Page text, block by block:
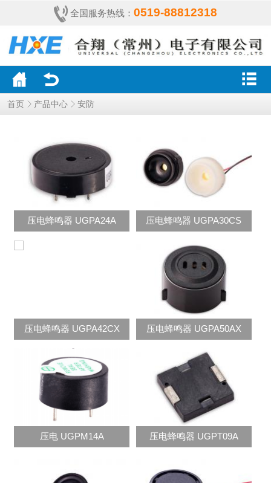
全国服务热线： 0519-88812318
首页 产品中心 安防
压电蜂鸣器 UGPA24A 压电蜂鸣器 UGPA30CS
压电蜂鸣器 UGPA42CX 压电蜂鸣器 UGPA50AX
压电 UGPM14A 压电蜂鸣器 UGPT09A